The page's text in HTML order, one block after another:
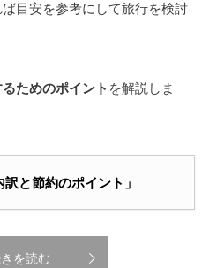
目安を参考にして旅行を検討
ためのポイント を解説しま
と節約のポイント」
を読む